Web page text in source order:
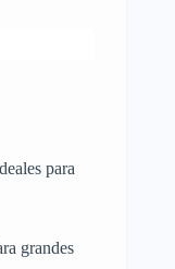
para
grandes